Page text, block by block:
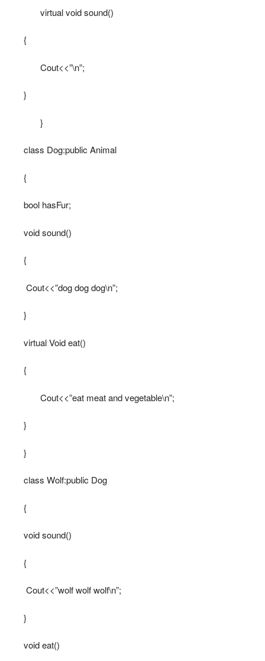
virtual void sound()
{
Cout<<”\n”;
}
}
class Dog:public Animal
{
bool hasFur;
void sound()
{
Cout<<”dog dog dog\n”;
}
virtual Void eat()
{
Cout<<”eat meat and vegetable\n”;
}
}
class Wolf:public Dog
{
void sound()
{
Cout<<”wolf wolf wolf\n”;
}
void eat()